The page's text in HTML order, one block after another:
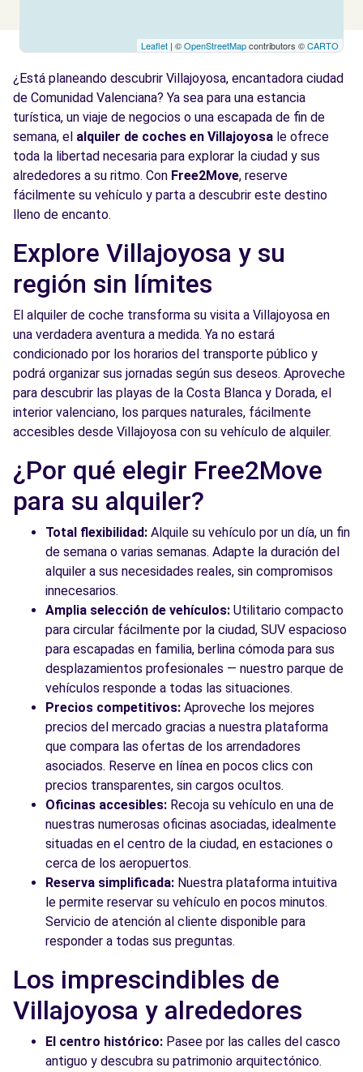
Leaflet | ©OpenStreetMapcontributors ©CARTO
¿Está planeando descubrir Villajoyosa, encantadora ciudad
de Comunidad Valenciana? Ya sea para una estancia
turística, un viaje de negocios o una escapada de fin de
semana, el alquiler de coches en Villajoyosa le ofrece
toda la libertad necesaria para explorar la ciudad y sus
alrededores a su ritmo. Con Free2Move, reserve
fácilmente su vehículo y parta a descubrir este destino
lleno de encanto.
Explore Villajoyosa y su
región sin límites
El alquiler de coche transforma su visita a Villajoyosa en
una verdadera aventura a medida. Ya no estará
condicionado por los horarios del transporte público y
podrá organizar sus jornadas según sus deseos. Aproveche
para descubrir las playas de la Costa Blanca y Dorada, el
interior valenciano, los parques naturales, fácilmente
accesibles desde Villajoyosa con su vehículo de alquiler.
¿Por qué elegir Free2Move
para su alquiler?
Total flexibilidad: Alquile su vehículo por un día, un fin
de semana o varias semanas. Adapte la duración del
alquiler a sus necesidades reales, sin compromisos
innecesarios.
Amplia selección de vehículos: Utilitario compacto
para circular fácilmente por la ciudad, SUV espacioso
para escapadas en familia, berlina cómoda para sus
desplazamientos profesionales — nuestro parque de
vehículos responde a todas las situaciones.
Precios competitivos: Aproveche los mejores
precios del mercado gracias a nuestra plataforma
que compara las ofertas de los arrendadores
asociados. Reserve en línea en pocos clics con
precios transparentes, sin cargos ocultos.
Oficinas accesibles: Recoja su vehículo en una de
nuestras numerosas oficinas asociadas, idealmente
situadas en el centro de la ciudad, en estaciones o
cerca de los aeropuertos.
Reserva simplificada: Nuestra plataforma intuitiva
le permite reservar su vehículo en pocos minutos.
Servicio de atención al cliente disponible para
responder a todas sus preguntas.
Los imprescindibles de
Villajoyosa y alrededores
El centro histórico: Pasee por las calles del casco
antiguo y descubra su patrimonio arquitectónico.